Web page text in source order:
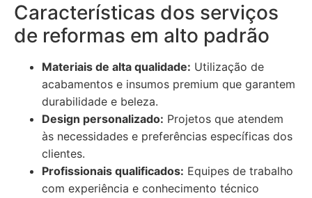
Características dos serviços
de reformas em alto padrão
Materiais de alta qualidade: Utilização de
acabamentos e insumos premium que garantem
durabilidade e beleza.
Design personalizado: Projetos que atendem
às necessidades e preferências específicas dos
clientes.
Profissionais qualificados: Equipes de trabalho
com experiência e conhecimento técnico